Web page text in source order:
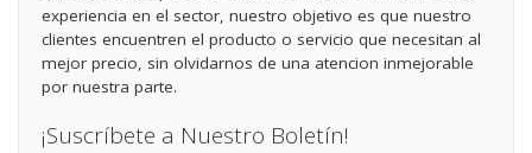
experiencia en el sector, nuestro objetivo es que nuestro
clientes encuentren el producto o servicio que necesitan al
mejor precio, sin olvidarnos de una atencion inmejorable
por nuestra parte.
¡Suscríbete a Nuestro Boletín!